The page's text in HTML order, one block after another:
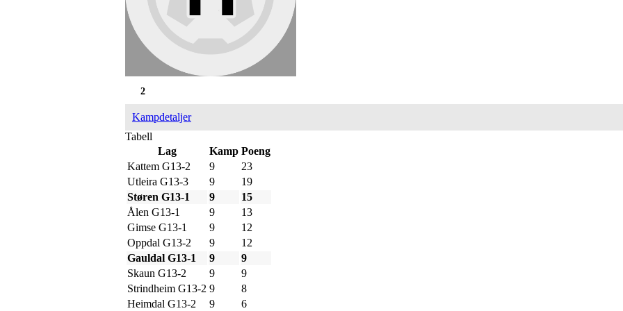
2
Kampdetaljer
Tabell
Lag
Kamp Poeng
Kattem G13-2
9
23
Utleira G13-3
9
19
Støren G13-1
9
15
Ålen G13-1
9
13
Gimse G13-1
9
12
Oppdal G13-2
9
12
Gauldal G13-1
9
9
Skaun G13-2
9
9
Strindheim G13-2 9
8
Heimdal G13-2
9 6